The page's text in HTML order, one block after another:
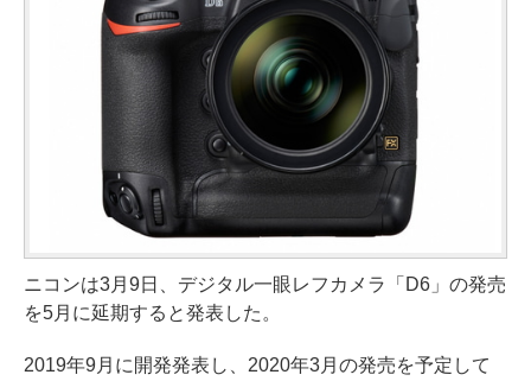
ニコンは3月9日、デジタル一眼レフカメラ「D6」の発売
を5月に延期すると発表した。
2019年9月に開発発表し、2020年3月の発売を予定して